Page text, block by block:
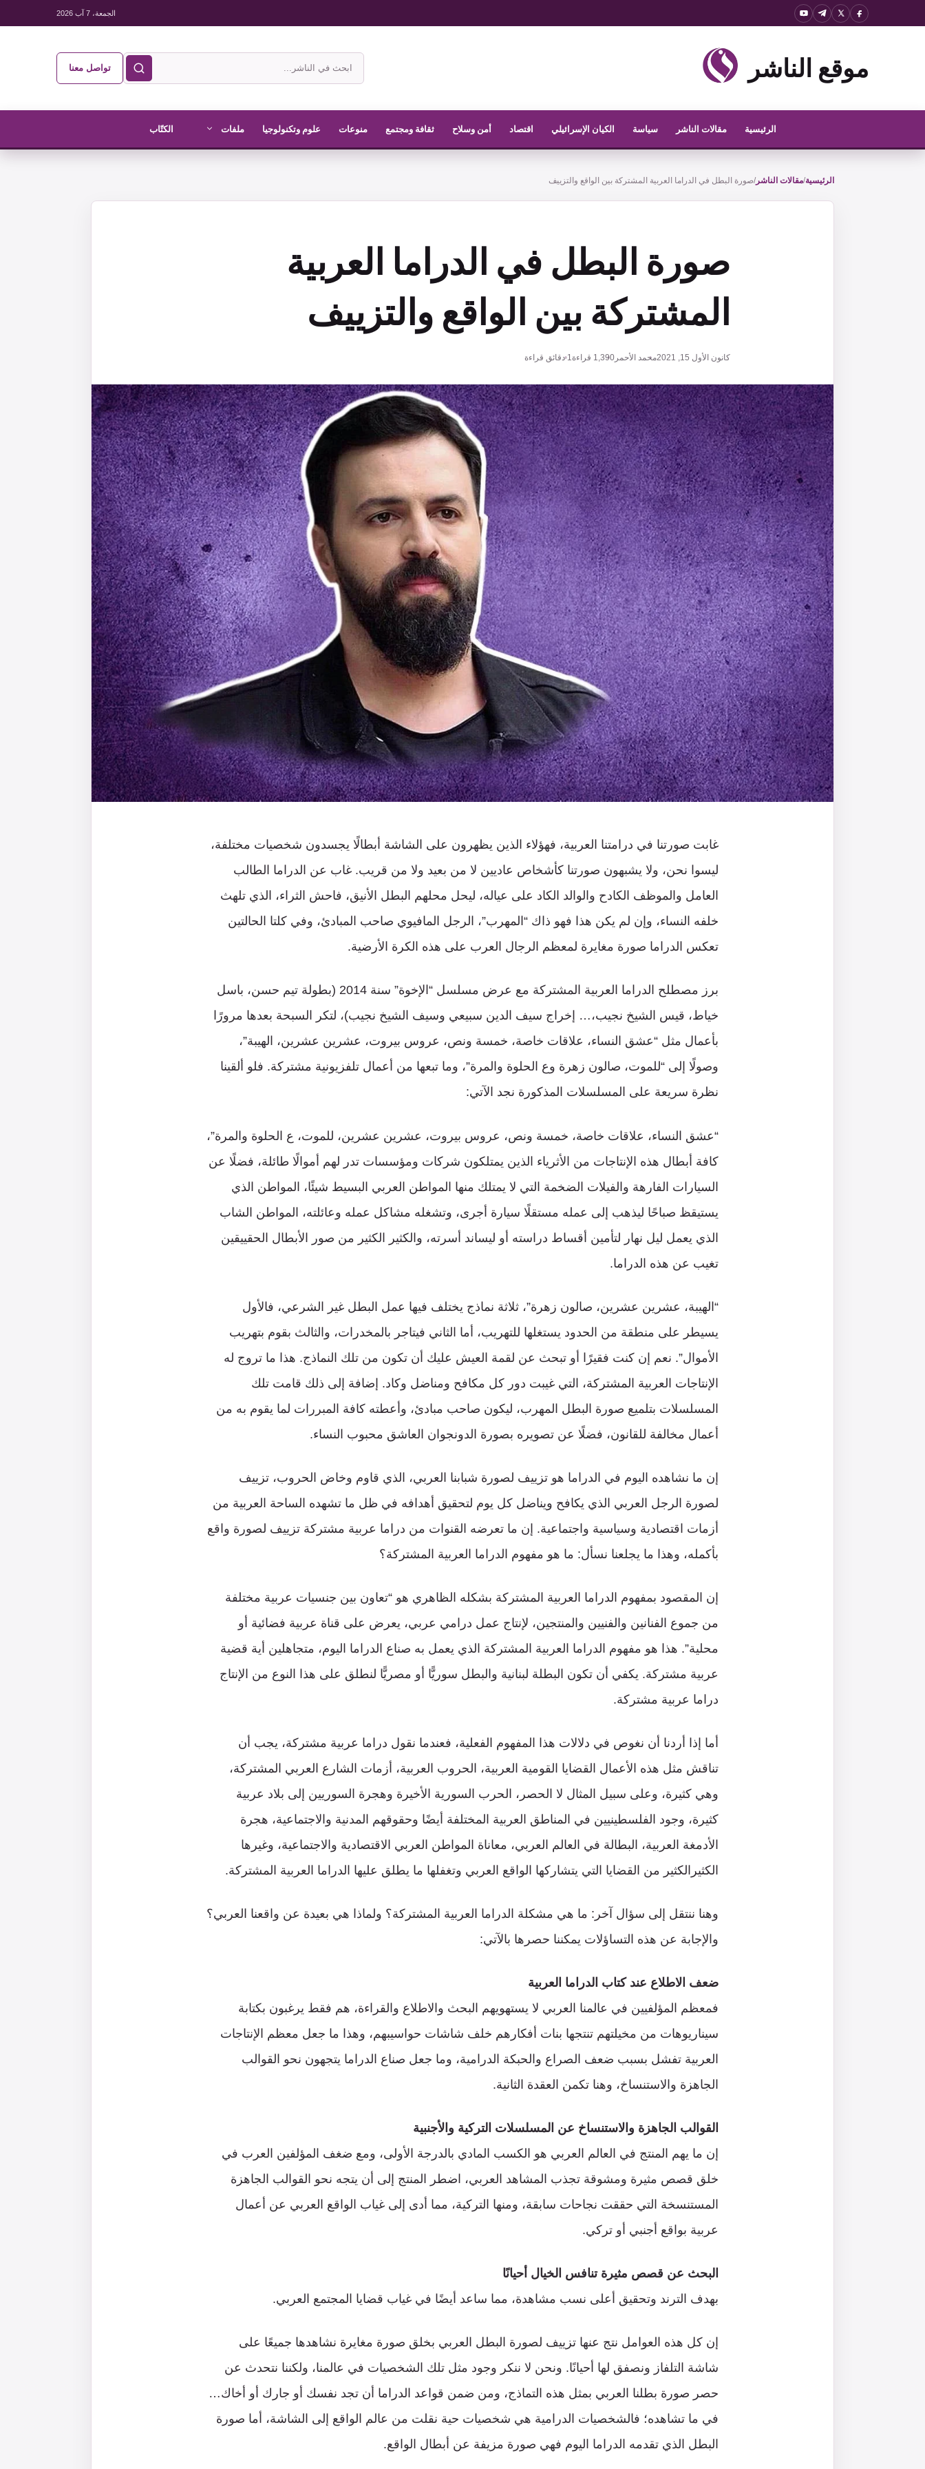
الجمعة، 7 آب 2026
موقع الناشر
ابحث
في
الناشر
تواصل معنا
الرئيسية مقالات الناشر سياسة الكيان الإسرائيلي اقتصاد أمن وسلاح ثقافة ومجتمع منوعات علوم وتكنولوجيا ملفات الكتّاب
الرئيسية/مقالات الناشر/صورة البطل في الدراما العربية المشتركة بين الواقع والتزييف
صورة البطل في الدراما العربية
المشتركة بين الواقع والتزييف
كانون الأول 15, 2021 محمد الأحمر 1,390 قراءة1 دقائق قراءة
غابت صورتنا في درامتنا العربية، فهؤلاء الذين يظهرون على الشاشة أبطالًا يجسدون شخصيات مختلفة،
ليسوا نحن، ولا يشبهون صورتنا كأشخاص عاديين لا من بعيد ولا من قريب. غاب عن الدراما الطالب
العامل والموظف الكادح والوالد الكاد على عياله، ليحل محلهم البطل الأنيق، فاحش الثراء، الذي تلهث
خلفه النساء، وإن لم يكن هذا فهو ذاك “المهرب”، الرجل المافيوي صاحب المبادئ، وفي كلتا الحالتين
تعكس الدراما صورة مغايرة لمعظم الرجال العرب على هذه الكرة الأرضية.
برز مصطلح الدراما العربية المشتركة مع عرض مسلسل “الإخوة” سنة 2014 (بطولة تيم حسن، باسل
خياط، قيس الشيخ نجيب،… إخراج سيف الدين سبيعي وسيف الشيخ نجيب)، لتكر السبحة بعدها مرورًا
بأعمال مثل “عشق النساء، علاقات خاصة، خمسة ونص، عروس بيروت، عشرين عشرين، الهيبة”،
وصولًا إلى “للموت، صالون زهرة وع الحلوة والمرة”، وما تبعها من أعمال تلفزيونية مشتركة. فلو ألقينا
نظرة سريعة على المسلسلات المذكورة نجد الآتي:
“عشق النساء، علاقات خاصة، خمسة ونص، عروس بيروت، عشرين عشرين، للموت، ع الحلوة والمرة”،
كافة أبطال هذه الإنتاجات من الأثرياء الذين يمتلكون شركات ومؤسسات تدر لهم أموالًا طائلة، فضلًا عن
السيارات الفارهة والفيلات الضخمة التي لا يمتلك منها المواطن العربي البسيط شيئًا، المواطن الذي
يستيقظ صباحًا ليذهب إلى عمله مستقلًا سيارة أجرى، وتشغله مشاكل عمله وعائلته، المواطن الشاب
الذي يعمل ليل نهار لتأمين أقساط دراسته أو ليساند أسرته، والكثير الكثير من صور الأبطال الحقييقين
تغيب عن هذه الدراما.
“الهيبة، عشرين عشرين، صالون زهرة”، ثلاثة نماذج يختلف فيها عمل البطل غير الشرعي، فالأول
يسيطر على منطقة من الحدود يستغلها للتهريب، أما الثاني فيتاجر بالمخدرات، والثالث بقوم بتهريب
الأموال”. نعم إن كنت فقيرًا أو تبحث عن لقمة العيش عليك أن تكون من تلك النماذج. هذا ما تروج له
الإنتاجات العربية المشتركة، التي غيبت دور كل مكافح ومناضل وكاد. إضافة إلى ذلك قامت تلك
المسلسلات بتلميع صورة البطل المهرب، ليكون صاحب مبادئ، وأعطته كافة المبررات لما يقوم به من
أعمال مخالفة للقانون، فضلًا عن تصويره بصورة الدونجوان العاشق محبوب النساء.
إن ما نشاهده اليوم في الدراما هو تزييف لصورة شبابنا العربي، الذي قاوم وخاض الحروب، تزييف
لصورة الرجل العربي الذي يكافح ويناضل كل يوم لتحقيق أهدافه في ظل ما تشهده الساحة العربية من
أزمات اقتصادية وسياسية واجتماعية. إن ما تعرضه القنوات من دراما عربية مشتركة تزييف لصورة واقع
بأكمله، وهذا ما يجلعنا نسأل: ما هو مفهوم الدراما العربية المشتركة؟
إن المقصود بمفهوم الدراما العربية المشتركة بشكله الظاهري هو “تعاون بين جنسيات عربية مختلفة
من جموع الفنانين والفنيين والمنتجين، لإنتاج عمل درامي عربي، يعرض على قناة عربية فضائية أو
محلية”. هذا هو مفهوم الدراما العربية المشتركة الذي يعمل به صناع الدراما اليوم، متجاهلين أية قضية
عربية مشتركة. يكفي أن تكون البطلة لبنانية والبطل سوريًّا أو مصريًّا لنطلق على هذا النوع من الإنتاج
دراما عربية مشتركة.
أما إذا أردنا أن نغوص في دلالات هذا المفهوم الفعلية، فعندما نقول دراما عربية مشتركة، يجب أن
تناقش مثل هذه الأعمال القضايا القومية العربية، الحروب العربية، أزمات الشارع العربي المشتركة،
وهي كثيرة، وعلى سبيل المثال لا الحصر، الحرب السورية الأخيرة وهجرة السوريين إلى بلاد عربية
كثيرة، وجود الفلسطينيين في المناطق العربية المختلفة أيضًا وحقوقهم المدنية والاجتماعية، هجرة
الأدمغة العربية، البطالة في العالم العربي، معاناة المواطن العربي الاقتصادية والاجتماعية، وغيرها
الكثيرالكثير من القضايا التي يتشاركها الواقع العربي وتغفلها ما يطلق عليها الدراما العربية المشتركة.
وهنا ننتقل إلى سؤال آخر: ما هي مشكلة الدراما العربية المشتركة؟ ولماذا هي بعيدة عن واقعنا العربي؟
والإجابة عن هذه التساؤلات يمكننا حصرها بالآتي:
ضعف الاطلاع عند كتاب الدراما العربية
فمعظم المؤلفيين في عالمنا العربي لا يستهويهم البحث والاطلاع والقراءة، هم فقط يرغبون بكتابة
سيناريوهات من مخيلتهم تنتجها بنات أفكارهم خلف شاشات حواسيبهم، وهذا ما جعل معظم الإنتاجات
العربية تفشل بسبب ضعف الصراع والحبكة الدرامية، وما جعل صناع الدراما يتجهون نحو القوالب
الجاهزة والاستنساخ، وهنا تكمن العقدة الثانية.
القوالب الجاهزة والاستنساخ عن المسلسلات التركية والأجنبية
إن ما يهم المنتج في العالم العربي هو الكسب المادي بالدرجة الأولى، ومع ضغف المؤلفين العرب في
خلق قصص مثيرة ومشوقة تجذب المشاهد العربي، اضطر المنتج إلى أن يتجه نحو القوالب الجاهزة
المستنسخة التي حققت نجاحات سابقة، ومنها التركية، مما أدى إلى غياب الواقع العربي عن أعمال
عربية بواقع أجنبي أو تركي.
البحث عن قصص مثيرة تنافس الخيال أحيانًا
بهدف الترند وتحقيق أعلى نسب مشاهدة، مما ساعد أيضًا في غياب قضايا المجتمع العربي.
إن كل هذه العوامل نتج عنها تزييف لصورة البطل العربي بخلق صورة مغايرة نشاهدها جميعًا على
شاشة التلفاز ونصفق لها أحيانًا. ونحن لا ننكر وجود مثل تلك الشخصيات في عالمنا، ولكننا نتحدث عن
حصر صورة بطلنا العربي بمثل هذه التماذج، ومن ضمن قواعد الدراما أن تجد نفسك أو جارك أو أخاك…
في ما تشاهده؛ فالشخصيات الدرامية هي شخصيات حية نقلت من عالم الواقع إلى الشاشة، أما صورة
البطل الذي تقدمه الدراما اليوم فهي صورة مزيفة عن أبطال الواقع.